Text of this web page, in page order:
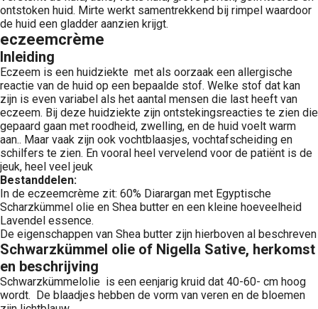
ontstoken huid. Mirte werkt samentrekkend bij rimpel waardoor
de huid een gladder aanzien krijgt.
eczeemcrème
Inleiding
Eczeem is een huidziekte met als oorzaak een allergische
reactie van de huid op een bepaalde stof. Welke stof dat kan
zijn is even variabel als het aantal mensen die last heeft van
eczeem. Bij deze huidziekte zijn ontstekingsreacties te zien die
gepaard gaan met roodheid, zwelling, en de huid voelt warm
aan.. Maar vaak zijn ook vochtblaasjes, vochtafscheiding en
schilfers te zien. En vooral heel vervelend voor de patiënt is de
jeuk, heel veel jeuk
Bestanddelen:
In de eczeemcrème zit: 60% Diarargan met Egyptische
Scharzkümmel olie en Shea butter en een kleine hoeveelheid
Lavendel essence.
De eigenschappen van Shea butter zijn hierboven al beschreven
Schwarzkümmel olie of Nigella Sative, herkomst
en beschrijving
Schwarzkümmelolie is een eenjarig kruid dat 40-60- cm hoog
wordt. De blaadjes hebben de vorm van veren en de bloemen